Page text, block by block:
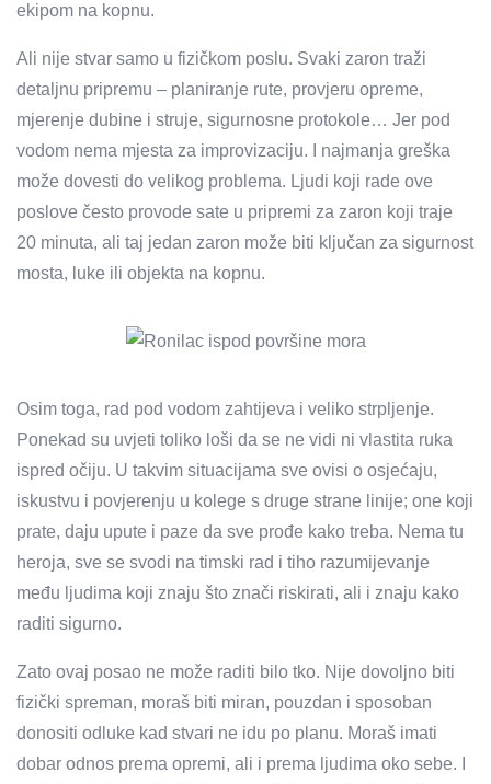
ekipom na kopnu.
Ali nije stvar samo u fizičkom poslu. Svaki zaron traži
detaljnu pripremu – planiranje rute, provjeru opreme,
mjerenje dubine i struje, sigurnosne protokole… Jer pod
vodom nema mjesta za improvizaciju. I najmanja greška
može dovesti do velikog problema. Ljudi koji rade ove
poslove često provode sate u pripremi za zaron koji traje
20 minuta, ali taj jedan zaron može biti ključan za sigurnost
mosta, luke ili objekta na kopnu.
Osim toga, rad pod vodom zahtijeva i veliko strpljenje.
Ponekad su uvjeti toliko loši da se ne vidi ni vlastita ruka
ispred očiju. U takvim situacijama sve ovisi o osjećaju,
iskustvu i povjerenju u kolege s druge strane linije; one koji
prate, daju upute i paze da sve prođe kako treba. Nema tu
heroja, sve se svodi na timski rad i tiho razumijevanje
među ljudima koji znaju što znači riskirati, ali i znaju kako
raditi sigurno.
Zato ovaj posao ne može raditi bilo tko. Nije dovoljno biti
fizički spreman, moraš biti miran, pouzdan i sposoban
donositi odluke kad stvari ne idu po planu. Moraš imati
dobar odnos prema opremi, ali i prema ljudima oko sebe. I